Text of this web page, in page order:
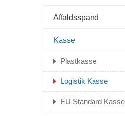
Affaldsspand
Kasse
Plastkasse
Logistik Kasse
EU Standard Kasse